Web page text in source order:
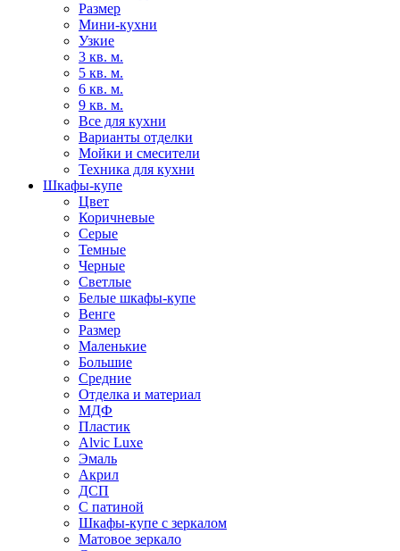
Размер
Мини-кухни
Узкие
3 кв. м.
5 кв. м.
6 кв. м.
9 кв. м.
Все для кухни
Варианты отделки
Мойки и смесители
Техника для кухни
Шкафы-купе
Цвет
Коричневые
Серые
Темные
Черные
Светлые
Белые шкафы-купе
Венге
Размер
Маленькие
Большие
Средние
Отделка и материал
МДФ
Пластик
Alvic Luxe
Эмаль
Акрил
ДСП
С патиной
Шкафы-купе с зеркалом
Матовое зеркало